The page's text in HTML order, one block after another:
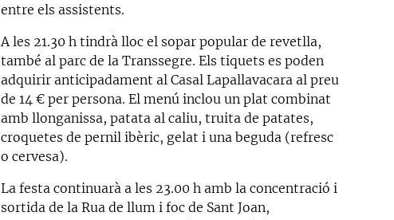
entre els assistents.
A les 21.30 h tindrà lloc el sopar popular de revetlla,
també al parc de la Transsegre. Els tiquets es poden
adquirir anticipadament al Casal Lapallavacara al preu
de 14 € per persona. El menú inclou un plat combinat
amb llonganissa, patata al caliu, truita de patates,
croquetes de pernil ibèric, gelat i una beguda (refresc
o cervesa).
La festa continuarà a les 23.00 h amb la concentració i
sortida de la Rua de llum i foc de Sant Joan,